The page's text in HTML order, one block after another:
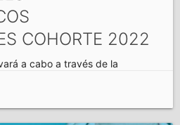
COHORTE 2022
a cabo a través de la